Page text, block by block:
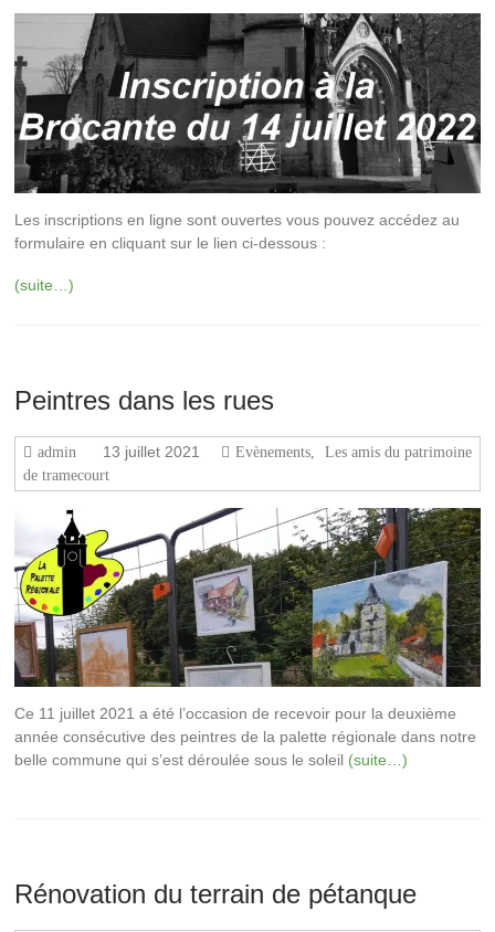
Les inscriptions en ligne sont ouvertes vous pouvez accédez au
formulaire en cliquant sur le lien ci-dessous :
(suite…)
Peintres dans les rues
admin 13 juillet 2021 Evènements
Les amis du patrimoine
de tramecourt
Ce 11 juillet 2021 a été l’occasion de recevoir pour la deuxième
année consécutive des peintres de la palette régionale dans notre
belle commune qui s’est déroulée sous le soleil (suite…)
Rénovation du terrain de pétanque